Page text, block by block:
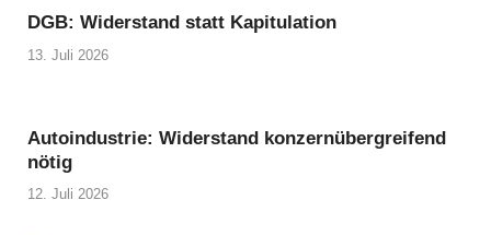
DGB: Widerstand statt Kapitulation
13. Juli 2026
Autoindustrie: Widerstand konzernübergreifend
nötig
12. Juli 2026